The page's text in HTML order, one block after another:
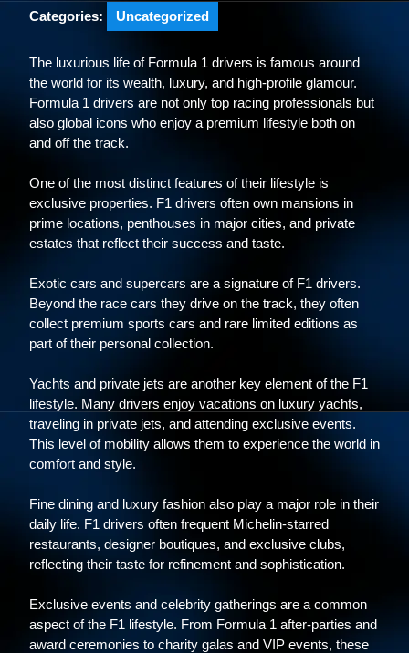
Categories: Uncategorized
The luxurious life of Formula 1 drivers is famous around
the world for its wealth, luxury, and high-profile glamour.
Formula 1 drivers are not only top racing professionals but
also global icons who enjoy a premium lifestyle both on
and off the track.
One of the most distinct features of their lifestyle is
exclusive properties. F1 drivers often own mansions in
prime locations, penthouses in major cities, and private
estates that reflect their success and taste.
Exotic cars and supercars are a signature of F1 drivers.
Beyond the race cars they drive on the track, they often
collect premium sports cars and rare limited editions as
part of their personal collection.
Yachts and private jets are another key element of the F1
lifestyle. Many drivers enjoy vacations on luxury yachts,
traveling in private jets, and attending exclusive events.
This level of mobility allows them to experience the world in
comfort and style.
Fine dining and luxury fashion also play a major role in their
daily life. F1 drivers often frequent Michelin-starred
restaurants, designer boutiques, and exclusive clubs,
reflecting their taste for refinement and sophistication.
Exclusive events and celebrity gatherings are a common
aspect of the F1 lifestyle. From Formula 1 after-parties and
award ceremonies to charity galas and VIP events, these